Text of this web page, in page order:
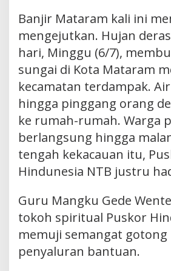
Banjir Mataram kali ini
mengejutkan. Hujan
hari, Minggu (6/7),
sungai di Kota Mataram
kecamatan terdampak.
hingga pinggang orang
ke rumah-rumah. Warga
berlangsung hingga
tengah kekacauan itu,
Hindunesia NTB justru
Guru Mangku Gede
tokoh spiritual Puskor
memuji semangat
penyaluran bantuan.